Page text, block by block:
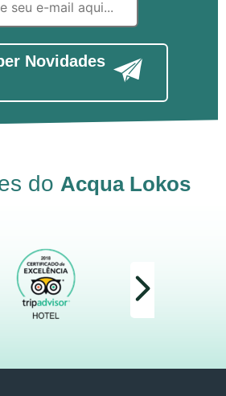
Novidades
do Acqua Lokos